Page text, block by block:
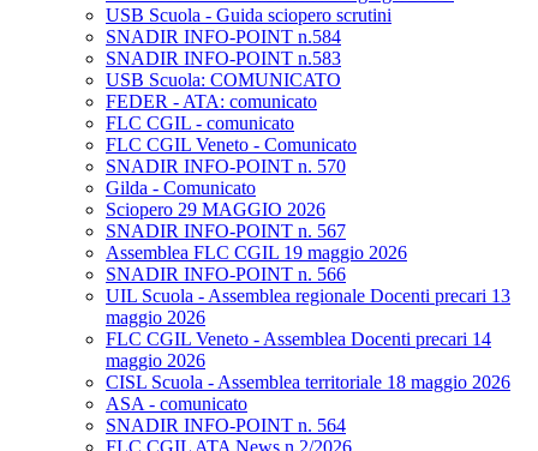
USB Scuola - Guida sciopero scrutini
SNADIR INFO-POINT n.584
SNADIR INFO-POINT n.583
USB Scuola: COMUNICATO
FEDER - ATA: comunicato
FLC CGIL - comunicato
FLC CGIL Veneto - Comunicato
SNADIR INFO-POINT n. 570
Gilda - Comunicato
Sciopero 29 MAGGIO 2026
SNADIR INFO-POINT n. 567
Assemblea FLC CGIL 19 maggio 2026
SNADIR INFO-POINT n. 566
UIL Scuola - Assemblea regionale Docenti precari 13
maggio 2026
FLC CGIL Veneto - Assemblea Docenti precari 14
maggio 2026
CISL Scuola - Assemblea territoriale 18 maggio 2026
ASA - comunicato
SNADIR INFO-POINT n. 564